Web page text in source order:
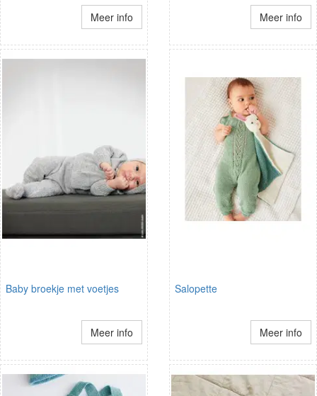
Meer info Meer info
Baby broekje met voetjes
Meer info
Salopette
Meer info